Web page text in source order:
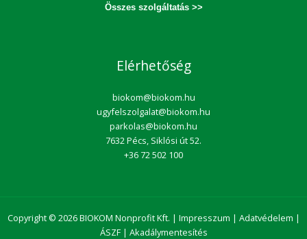
Összes szolgáltatás >>
Elérhetőség
biokom@biokom.hu
ugyfelszolgalat@biokom.hu
parkolas@biokom.hu
7632 Pécs, Siklósi út 52.
+36 72 502 100
Copyright © 2026 BIOKOM Nonprofit Kft. | Impresszum | Adatvédelem |
ÁSZF| Akadálymentesítés